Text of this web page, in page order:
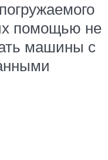
помощью не
машины с